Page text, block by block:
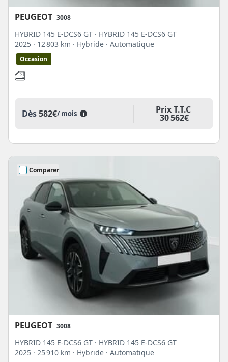
PEUGEOT 3008
HYBRID 145 E-DCS6 GT · HYBRID 145 E-DCS6 GT
2025 · 12 803 km · Hybride · Automatique
Occasion
Dès582€/ mois i Prix T.T.C
30 562€
Comparer
PEUGEOT 3008
HYBRID 145 E-DCS6 GT · HYBRID 145 E-DCS6 GT
2025 · 25 910 km · Hybride · Automatique